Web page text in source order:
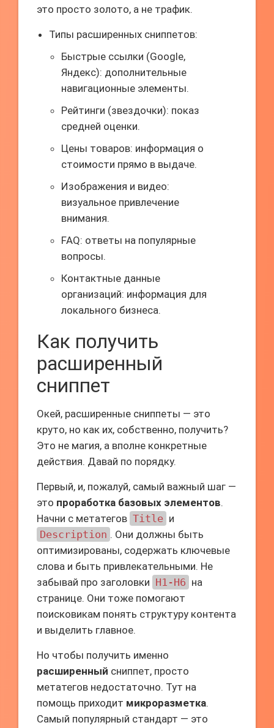
это просто золото, а не трафик.
Типы расширенных сниппетов:
Быстрые ссылки (Google,
Яндекс): дополнительные
навигационные элементы.
Рейтинги (звездочки): показ
средней оценки.
Цены товаров: информация о
стоимости прямо в выдаче.
Изображения и видео:
визуальное привлечение
внимания.
FAQ: ответы на популярные
вопросы.
Контактные данные
организаций: информация для
локального бизнеса.
Как получить
расширенный
сниппет
Окей, расширенные сниппеты — это
круто, но как их, собственно, получить?
Это не магия, а вполне конкретные
действия. Давай по порядку.
Первый, и, пожалуй, самый важный шаг —
это проработка базовых элементов.
Начни с метатегов Title и
Description . Они должны быть
оптимизированы, содержать ключевые
слова и быть привлекательными. Не
забывай про заголовки H1-H6 на
странице. Они тоже помогают
поисковикам понять структуру контента
и выделить главное.
Но чтобы получить именно
расширенный сниппет, просто
метатегов недостаточно. Тут на
помощь приходит микроразметка.
Самый популярный стандарт — это